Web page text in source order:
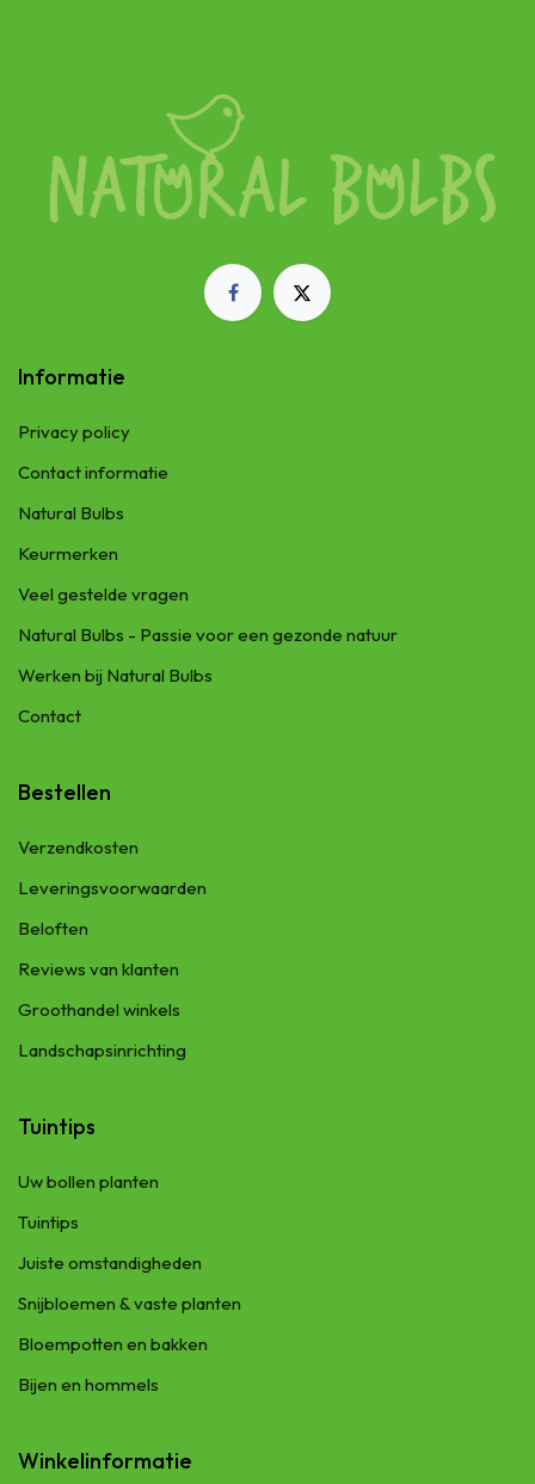
Informatie
Privacy policy
Contact informatie
Natural Bulbs
Keurmerken
Veel gestelde vragen
Natural Bulbs - Passie voor een gezonde natuur
Werken bij Natural Bulbs
Contact
Bestellen
Verzendkosten
Leveringsvoorwaarden
Beloften
Reviews van klanten
Groothandel winkels
Landschapsinrichting
Tuintips
Uw bollen planten
Tuintips
Juiste omstandigheden
Snijbloemen & vaste planten
Bloempotten en bakken
Bijen en hommels
Winkelinformatie